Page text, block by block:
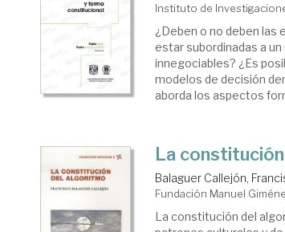
Instituto de
¿Deben o no deben las
estar subordinadas a
innegociables? ¿Es
modelos de decisión
aborda los aspectos
La
Balaguer Callejón,
Fundación Manuel
La constitución del